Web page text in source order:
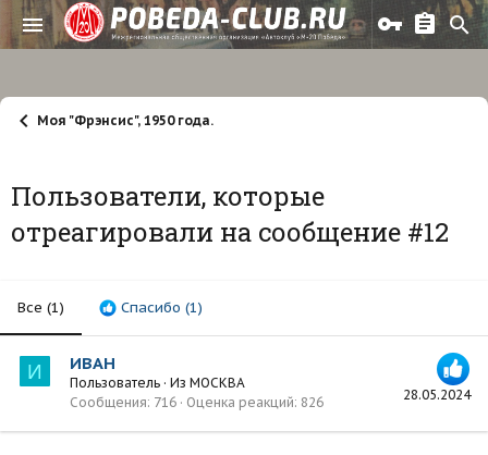
Моя "Фрэнсис", 1950 года.
Пользователи, которые
отреагировали на сообщение #12
Все (1) Спасибо (1)
И
28.05.2024
ИВАН
Пользователь · Из МОСКВА
Сообщения 716 Оценка реакций 826